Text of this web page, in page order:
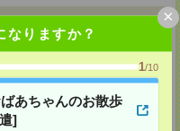
なりますか？
1/10
あちゃんのお散歩
]
×
日ビル 5F 510号室